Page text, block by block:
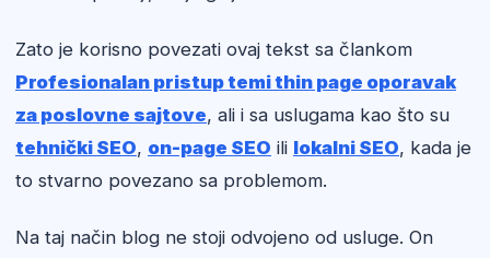
Zato je korisno povezati ovaj tekst sa člankom
Profesionalan pristup temi thin page oporavak
za poslovne sajtove, ali i sa uslugama kao što su
tehnički SEO, on-page SEO ili lokalni SEO, kada je
to stvarno povezano sa problemom.
Na taj način blog ne stoji odvojeno od usluge. On